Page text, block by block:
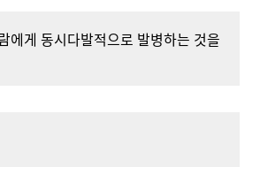
에게 동시다발적으로 발병하는 것을